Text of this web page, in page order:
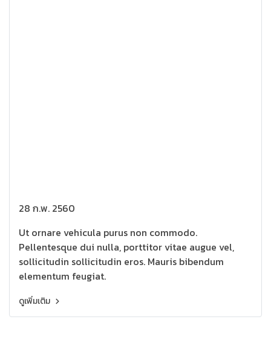
28 ก.พ. 2560
Ut ornare vehicula purus non commodo.
Pellentesque dui nulla, porttitor vitae augue vel,
sollicitudin sollicitudin eros. Mauris bibendum
elementum feugiat.
ดูเพิ่มเติม